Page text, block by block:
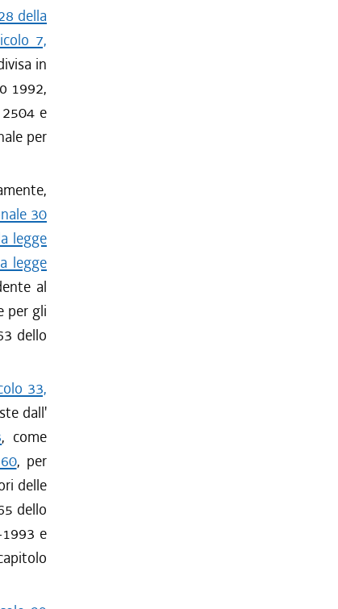
della
7,
in
1992,
e
per
30
legge
legge
al
per gli
dello
33,
dall'
, come
, per
delle
dello
e